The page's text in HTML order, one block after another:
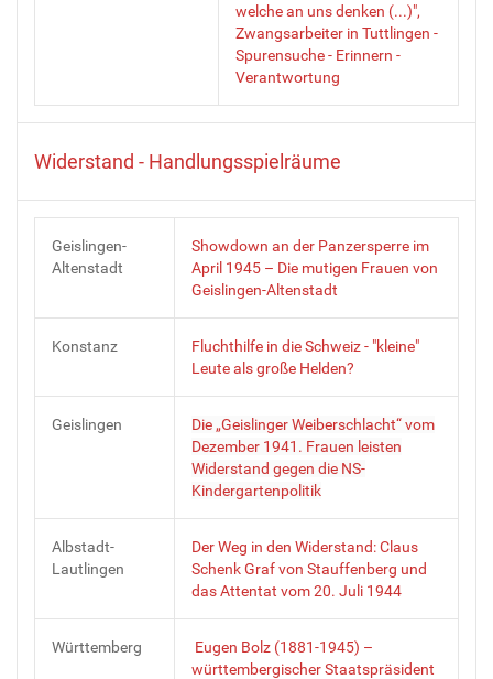
welche an uns denken (...)",
Zwangsarbeiter in Tuttlingen -
Spurensuche - Erinnern -
Verantwortung
Widerstand - Handlungsspielräume
Geislingen-
Altenstadt
Showdown an der Panzersperre im
April 1945 – Die mutigen Frauen von
Geislingen-Altenstadt
Konstanz
Fluchthilfe in die Schweiz - "kleine"
Leute als große Helden?
Geislingen
Die „Geislinger Weiberschlacht“ vom
Dezember 1941. Frauen leisten
Widerstand gegen die NS-
Kindergartenpolitik
Albstadt-
Lautlingen
Der Weg in den Widerstand: Claus
Schenk Graf von Stauffenberg und
das Attentat vom 20. Juli 1944
Württemberg
Eugen Bolz (1881-1945) –
württembergischer Staatspräsident